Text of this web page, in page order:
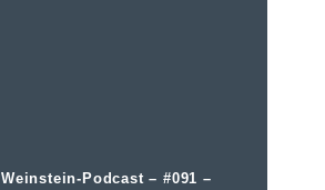
Weinstein-Podcast – #091 –